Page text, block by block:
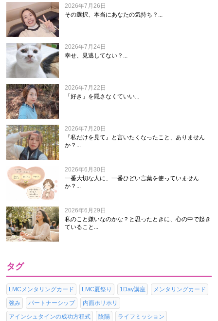
2026年7月26日
その選択、本当にあなたの気持ち？...
2026年7月24日
幸せ、見逃してない？...
2026年7月22日
「好き」を隠さなくていい...
2026年7月20日
『私だけを見て』と言いたくなったこと、ありません
か？...
2026年6月30日
一番大切な人に、一番ひどい言葉を使っていません
か？...
2026年6月29日
私のこと嫌いなのかな？と思ったときに、心の中で起き
ていること...
タグ
LMCメンタリングカード LMC夏祭り 1Day講座
メンタリングカード
強み
パートナーシップ
内面ホリホリ
アインシュタインの成功方程式
陰陽 ライフミッション